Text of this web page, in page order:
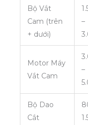
Bộ Vắt
Cam (trên
+ dưới)
–
Motor Máy
Vắt Cam
–
Bộ Dao
Cắt